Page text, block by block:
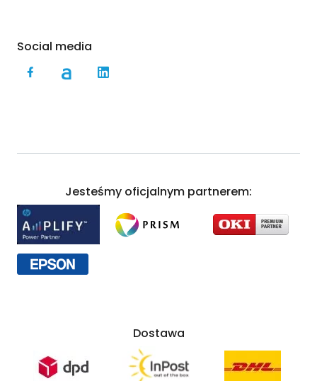
Social media
Jesteśmy oficjalnym partnerem:
Dostawa